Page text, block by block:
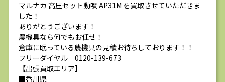
マルナカ 高圧セット動噴 AP31M を買取させていただきま
した！
ありがとうございます！
農機具なら何でもお任せ！
倉庫に眠っている農機具の見積お待ちしております！！
フリーダイヤル 0120-139-673
【出張買取エリア】
■香川県